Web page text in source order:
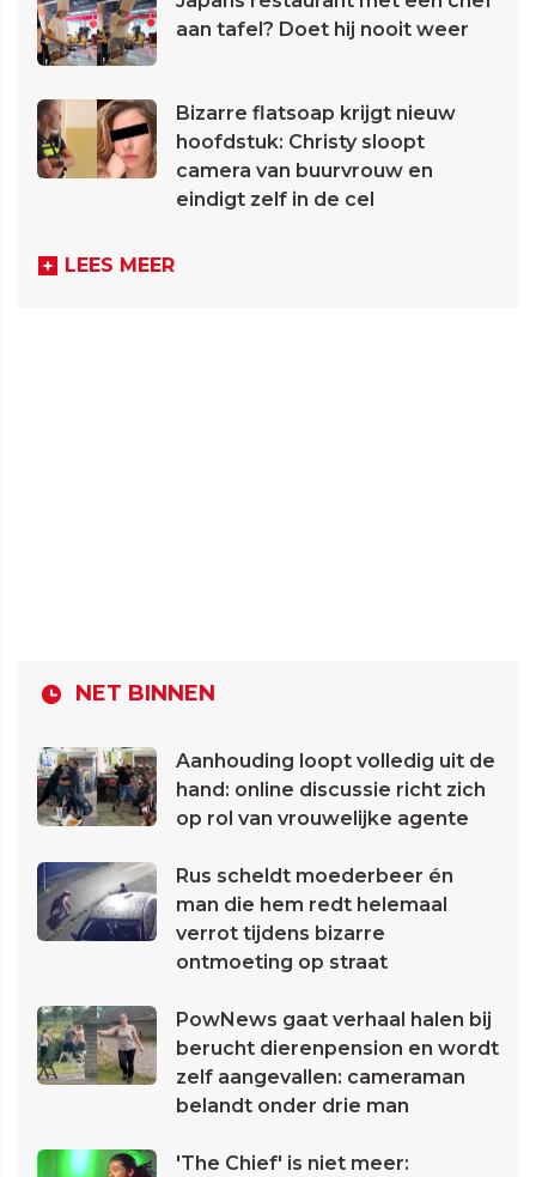
aan tafel? Doet hij nooit weer
Bizarre flatsoap krijgt nieuw
hoofdstuk: Christy sloopt
camera van buurvrouw en
eindigt zelf in de cel
LEES MEER
NET BINNEN
Aanhouding loopt volledig uit de
hand: online discussie richt zich
op rol van vrouwelijke agente
Rus scheldt moederbeer én
man die hem redt helemaal
verrot tijdens bizarre
ontmoeting op straat
PowNews gaat verhaal halen bij
berucht dierenpension en wordt
zelf aangevallen: cameraman
belandt onder drie man
'The Chief' is niet meer: